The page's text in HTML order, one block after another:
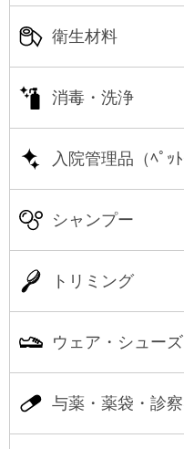
衛生材料
消毒・洗浄
入院管理品（ﾍﾟｯﾄ
シャンプー
トリミング
ウェア・シューズ
与薬・薬袋・診